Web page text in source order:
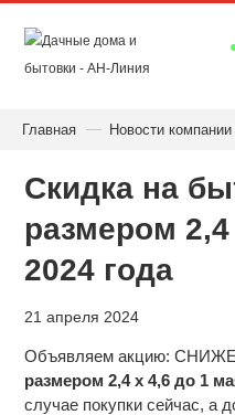
Главная Новости компании
Скидка на
размером
2024 года
21 апреля 2024
Объявляем акцию:
размером 2,4 х 4,6 до 1
случае покупки сейчас, а